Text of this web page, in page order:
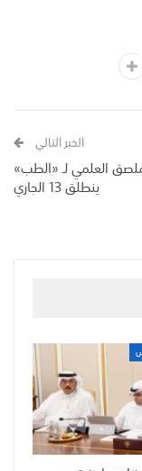
الخبر التالي
العلمي لـ «الطب»
ينطلق 13 الجاري